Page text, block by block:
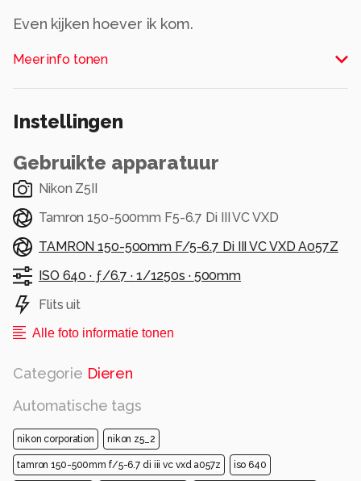
Even kijken hoever ik kom.
Alle rechten voorbehouden
Meer info tonen
Instellingen
Gebruikte apparatuur
Nikon Z5II
Tamron 150-500mm F5-6.7 Di III VC VXD
TAMRON 150-500mm F/5-6.7 Di III VC VXD A057Z
ISO 640 · ƒ/6.7 · 1/1250s · 500mm
Flits uit
Alle foto informatie tonen
Categorie Dieren
Automatische tags
nikon corporation nikon z5_2
tamron 150-500mm f/5-6.7 di iii vc vxd a057z iso 640